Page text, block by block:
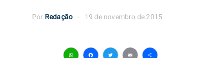
Por Redação 19 de novembro de 2015